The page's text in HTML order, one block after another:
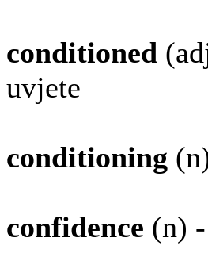
conditioned
uvjete
conditioning
confidence (n)